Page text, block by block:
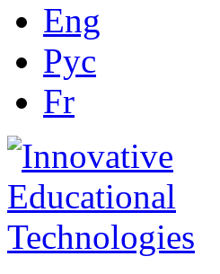
Eng
Рус
Fr